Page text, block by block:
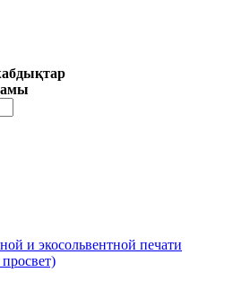
и экосольвентной печати